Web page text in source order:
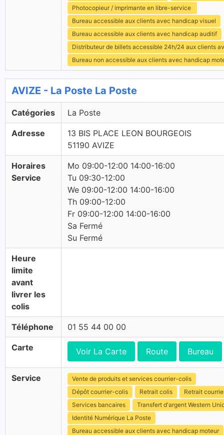
Photocopieur / imprimante en libre-service
Bureau accessible aux clients avec handicap visuel
Bureau accessible aux clients avec handicap auditif
Distributeur de billets accessible 24h/24 aux clients
Bureau non accessible aux clients avec handicap
AVIZE - La Poste La Poste
Catégories La Poste
Adresse
13 BIS PLACE LEON BOURGEOIS
51190 AVIZE
Horaires
Service
Mo 09:00-12:00 14:00-16:00
Tu 09:30-12:00
We 09:00-12:00 14:00-16:00
Th 09:00-12:00
Fr 09:00-12:00 14:00-16:00
Sa Fermé
Su Fermé
Heure
limite
avant
livrer les
colis
Téléphone 01 55 44 00 00
Carte Voir La Carte Route Bureau
Service
Vente de produits et services courrier-colis
Dépôt courrier-colis
Retrait colis
Retrait
Services bancaires
Transfert d'argent Western
Identité Numérique La Poste
Bureau accessible aux clients avec handicap moteur